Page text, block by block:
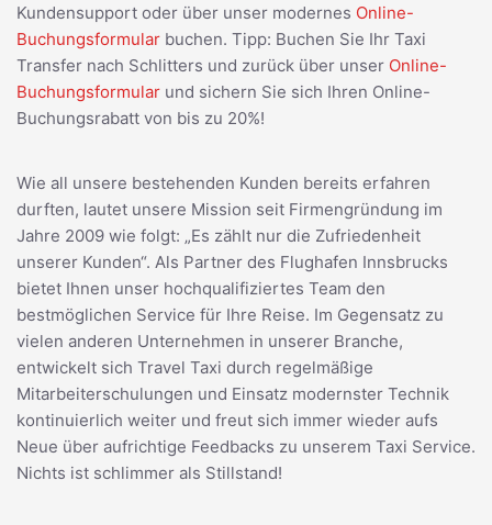
Kundensupport oder über unser modernes Online-
Buchungsformular buchen. Tipp: Buchen Sie Ihr Taxi
Transfer nach Schlitters und zurück über unser Online-
Buchungsformular und sichern Sie sich Ihren Online-
Buchungsrabatt von bis zu 20%!
Wie all unsere bestehenden Kunden bereits erfahren
durften, lautet unsere Mission seit Firmengründung im
Jahre 2009 wie folgt: „Es zählt nur die Zufriedenheit
unserer Kunden“. Als Partner des Flughafen Innsbrucks
bietet Ihnen unser hochqualifiziertes Team den
bestmöglichen Service für Ihre Reise. Im Gegensatz zu
vielen anderen Unternehmen in unserer Branche,
entwickelt sich Travel Taxi durch regelmäßige
Mitarbeiterschulungen und Einsatz modernster Technik
kontinuierlich weiter und freut sich immer wieder aufs
Neue über aufrichtige Feedbacks zu unserem Taxi Service.
Nichts ist schlimmer als Stillstand!